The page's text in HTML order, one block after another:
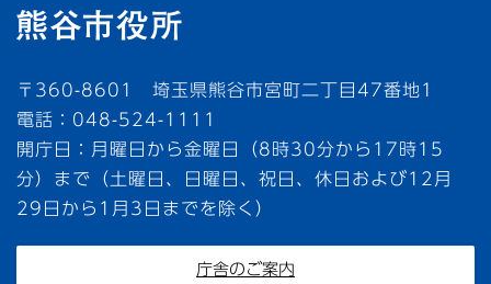
〒360-8601 埼玉県熊谷市宮町二丁目47番地1
電話：048-524-1111
開庁日：月曜日から金曜日（8時30分から17時15
分）まで（土曜日、日曜日、祝日、休日および12月
29日から1月3日までを除く）
庁舎のご案内